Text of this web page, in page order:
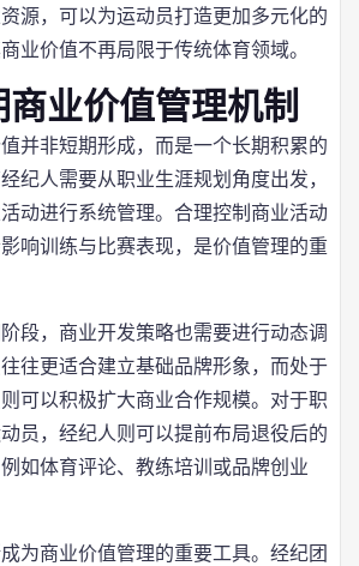
源，可以为运动员打造更加多元化的
业价值不再局限于传统体育领域。
商业价值管理机制
并非短期形成，而是一个长期积累的
纪人需要从职业生涯规划角度出发，
动进行系统管理。合理控制商业活动
响训练与比赛表现，是价值管理的重
段，商业开发策略也需要进行动态调
往更适合建立基础品牌形象，而处于
可以积极扩大商业合作规模。对于职
员，经纪人则可以提前布局退役后的
如体育评论、教练培训或品牌创业
为商业价值管理的重要工具。经纪团